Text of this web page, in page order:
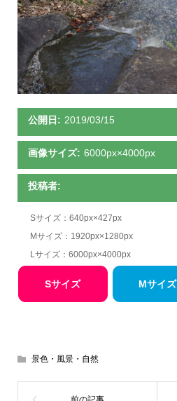
公開日: 2019/03/15
画像サイズ: 6000px×4000px
投稿者:
Sサイズ：640px×427px
Mサイズ：1920px×1280px
Lサイズ：6000px×4000px
Sサイズ Mサイズ
景色・風景・自然